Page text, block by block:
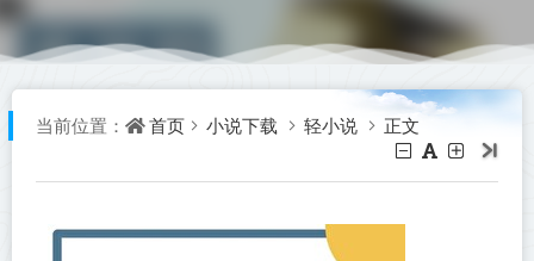
当前位置： 首页 小说下载 轻小说 正文